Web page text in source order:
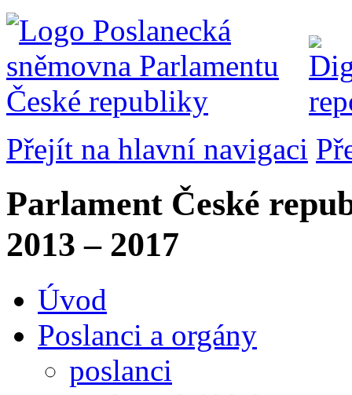
Přejít na hlavní navigaci
Parlament České
2013 – 2017
Úvod
Poslanci a orgány
poslanci